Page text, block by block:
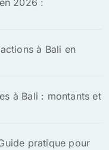
2026 :
à Bali en
à Bali : montants et
pratique pour